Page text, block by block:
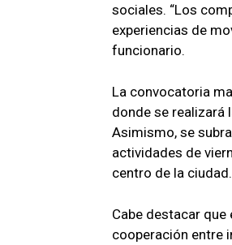
sociales. “Los
experiencias de
funcionario.
La convocatoria
donde se realizará
Asimismo, se
actividades de
centro de la ciudad.
Cabe destacar
cooperación entre